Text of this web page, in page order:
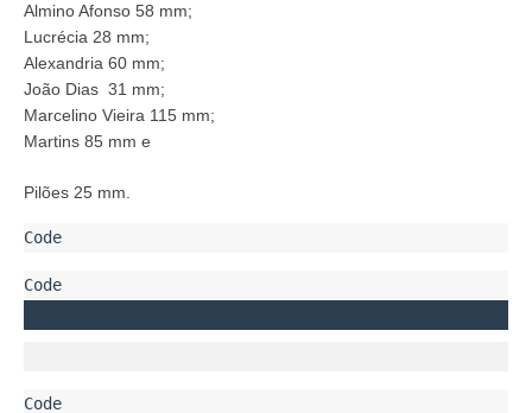
Almino Afonso 58 mm;
Lucrécia 28 mm;
Alexandria 60 mm;
João Dias 31 mm;
Marcelino Vieira 115 mm;
Martins 85 mm e
Pilões 25 mm.